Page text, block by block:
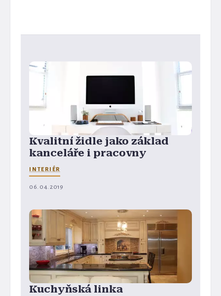
Kvalitní židle jako základ
kanceláře i pracovny
INTERIÉR
06. 04. 2019
Kuchyňská linka